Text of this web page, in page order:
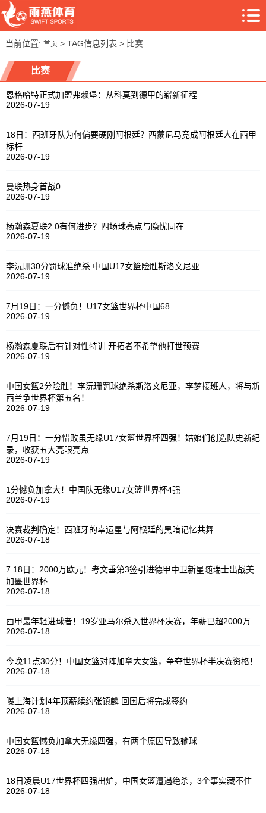
当前位置: 首页> TAG信息列表 > 比赛
比赛
恩格哈特正式加盟弗赖堡：从科莫到德甲的崭新征程
2026-07-19
18日：西班牙队为何偏要硬刚阿根廷？西蒙尼马竞成阿根廷人在西甲
标杆
2026-07-19
曼联热身首战0
2026-07-19
杨瀚森夏联2.0有何进步？四场球亮点与隐忧同在
2026-07-19
李沅珊30分罚球准绝杀 中国U17女篮险胜斯洛文尼亚
2026-07-19
7月19日：一分憾负！U17女篮世界杯中国68
2026-07-19
杨瀚森夏联后有针对性特训 开拓者不希望他打世预赛
2026-07-19
中国女篮2分险胜！李沅珊罚球绝杀斯洛文尼亚，李梦接班人，将与新
西兰争世界杯第五名！
2026-07-19
7月19日：一分惜败虽无缘U17女篮世界杯四强！姑娘们创造队史新纪
录，收获五大亮眼亮点
2026-07-19
1分憾负加拿大！中国队无缘U17女篮世界杯4强
2026-07-19
决赛裁判确定！西班牙的幸运星与阿根廷的黑暗记忆共舞
2026-07-18
7.18日：2000万欧元！考文垂第3签引进德甲中卫新星随瑞士出战美
加墨世界杯
2026-07-18
西甲最年轻进球者！19岁亚马尔杀入世界杯决赛，年薪已超2000万
2026-07-18
今晚11点30分！中国女篮对阵加拿大女篮，争夺世界杯半决赛资格！
2026-07-18
曝上海计划4年顶薪续约张镇麟 回国后将完成签约
2026-07-18
中国女篮憾负加拿大无缘四强，有两个原因导致输球
2026-07-18
18日凌晨U17世界杯四强出炉，中国女篮遭遇绝杀，3个事实藏不住
2026-07-18